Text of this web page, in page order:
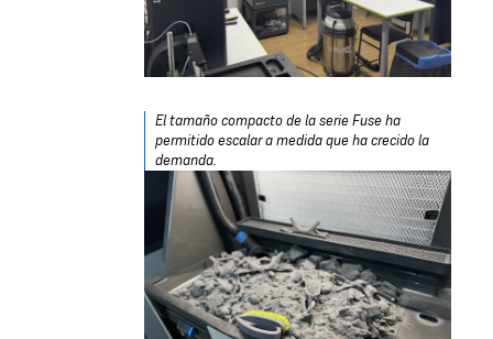
El tamaño compacto de la serie Fuse ha
permitido escalar a medida que ha crecido la
demanda.